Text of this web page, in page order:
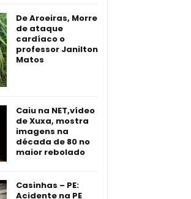
De Aroeiras, Morre
de ataque
cardíaco o
professor Janilton
Matos
Caiu na NET,vídeo
de Xuxa, mostra
imagens na
década de 80 no
maior rebolado
Casinhas – PE:
Acidente na PE